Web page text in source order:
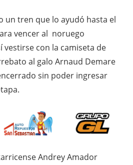
un tren que lo ayudó hasta el
vencer al noruego
vestirse con la camiseta de
al galo Arnaud Demare
sin poder ingresar
Andrey Amador